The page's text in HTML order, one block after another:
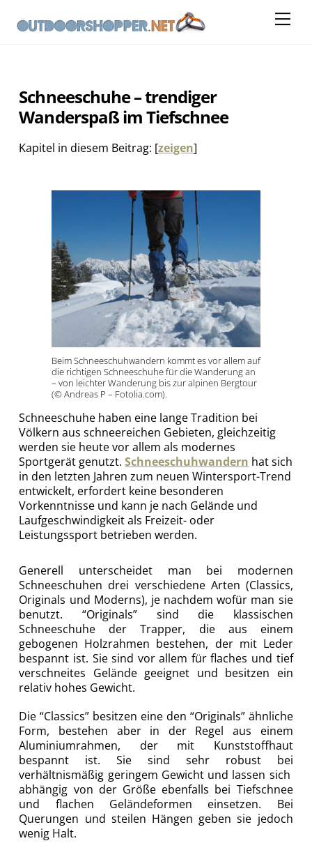
content
Schneeschuhe – trendiger
Wanderspaß im Tiefschnee
Kapitel in diesem Beitrag: [zeigen]
Beim Schneeschuhwandern kommt es vor allem auf
die richtigen Schneeschuhe für die Wanderung an
– von leichter Wanderung bis zur alpinen Bergtour
(© Andreas P – Fotolia.com).
Schneeschuhe haben eine lange Tradition bei
Völkern aus schneereichen Gebieten, gleichzeitig
werden sie heute vor allem als modernes
Sportgerät genutzt.Schneeschuhwandern hat sich
in den letzten Jahren zum neuen Wintersport-Trend
entwickelt, erfordert keine besonderen
Vorkenntnisse und kann je nach Gelände und
Laufgeschwindigkeit als Freizeit- oder
Leistungssport betrieben werden.
Generell unterscheidet man bei modernen
Schneeschuhen drei verschiedene Arten (Classics,
Originals und Moderns), je nachdem wofür man sie
benutzt. “Originals” sind die klassischen
Schneeschuhe der Trapper, die aus einem
gebogenen Holzrahmen bestehen, der mit Leder
bespannt ist. Sie sind vor allem für flaches und tief
verschneites Gelände geeignet und besitzen ein
relativ hohes Gewicht.
Die “Classics” besitzen eine den “Originals” ähnliche
Form, bestehen aber in der Regel aus einem
Aluminiumrahmen, der mit Kunststoffhaut
bespannt ist. Sie sind sehr robust bei
verhältnismäßig geringem Gewicht und lassen sich
abhängig von der Größe ebenfalls bei Tiefschnee
und flachen Geländeformen einsetzen. Bei
Querungen und steilen Hängen geben sie jedoch
wenig Halt.